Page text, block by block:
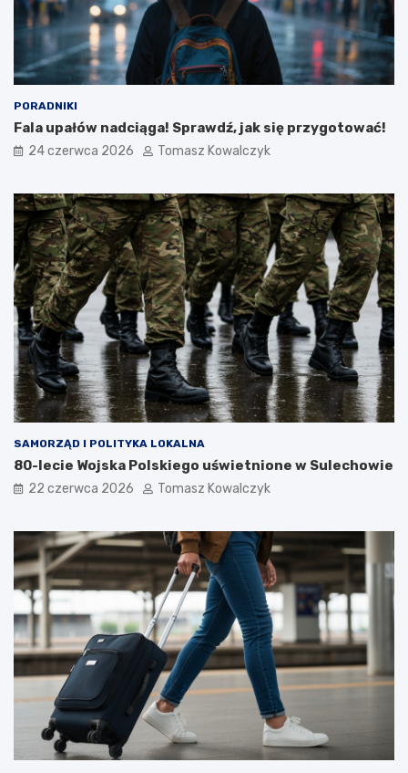
PORADNIKI
Fala upałów nadciąga! Sprawdź, jak się przygotować!
24 czerwca 2026 Tomasz Kowalczyk
SAMORZĄD I POLITYKA LOKALNA
80-lecie Wojska Polskiego uświetnione w Sulechowie
22 czerwca 2026 Tomasz Kowalczyk